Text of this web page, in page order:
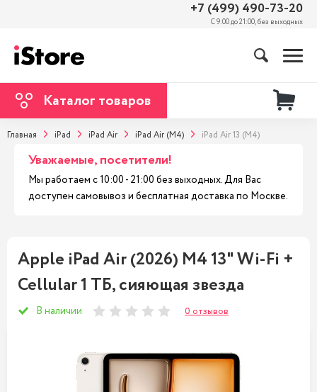
+7 (499) 490-73-20
С 9:00 до 21:00, без выходных
Каталог товаров
Главная iPad iPad Air iPad Air (M4) iPad Air 13 (M4)
Уважаемые, посетители!
Мы работаем с 10:00 - 21:00 без выходных. Для Вас
доступен самовывоз и бесплатная доставка по Москве.
Apple iPad Air (2026) M4 13" Wi-Fi +
Cellular 1 ТБ, сияющая звезда
В наличии 0 отзывов